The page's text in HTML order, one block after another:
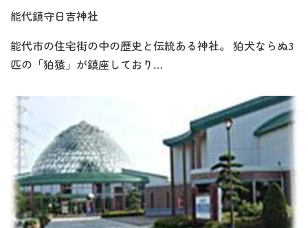
能代鎮守日吉神社
能代市の住宅街の中の歴史と伝統ある神社。 狛犬ならぬ3
匹の「狛猿」が鎮座しており…